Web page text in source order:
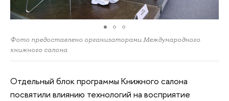
Фото предоставлено организаторами Международного
книжного салона
Отдельный блок программы Книжного салона
посвятили влиянию технологий на восприятие